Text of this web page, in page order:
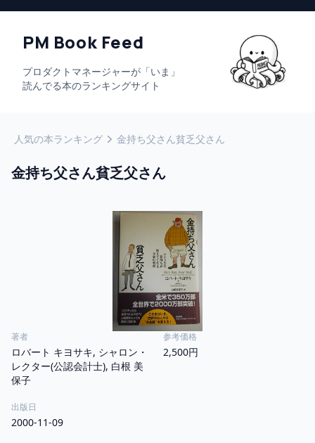
PM Book Feed
プロダクトマネージャーが「いま」
読んでる本のランキングサイト
人気の本ランキング 金持ち父さん貧乏父さん
金持ち父さん貧乏父さん
著者
ロバート キヨサキ, シャロン・
レクター(公認会計士), 白根 美
保子
参考価格
2,500円
出版日
2000-11-09